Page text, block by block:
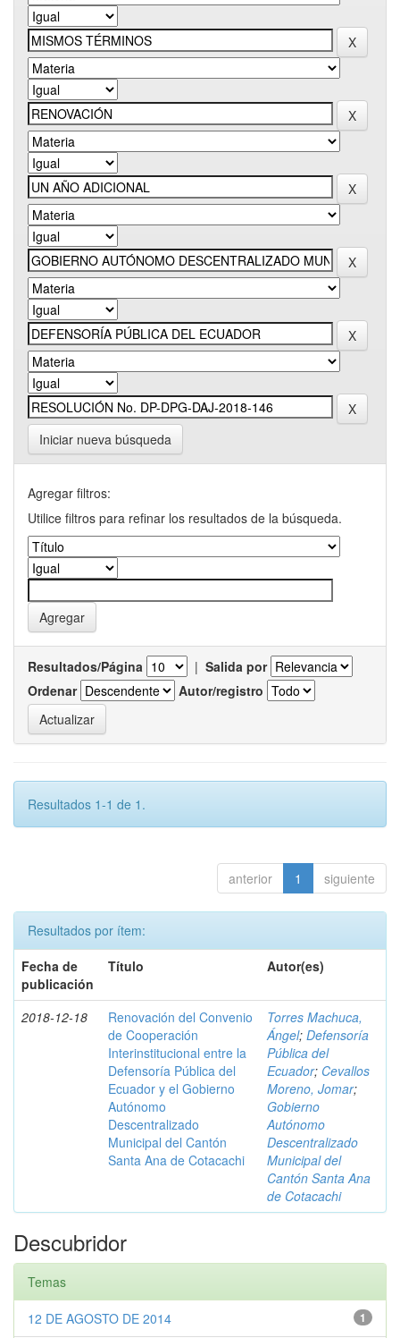
Iniciar nueva búsqueda
Agregar filtros:
Utilice filtros para refinar los resultados de la búsqueda.
Resultados/Página | Salida por
Ordenar
Autor/registro
Resultados 1-1 de 1.
anterior 1 siguiente
Resultados por ítem:
Fecha de
publicación
Título Autor(es)
2018-12-18
Renovación del Convenio
de Cooperación
Interinstitucional entre la
Defensoría Pública del
Ecuador y el Gobierno
Autónomo
Descentralizado
Municipal del Cantón
Santa Ana de Cotacachi
Torres Machuca,
Ángel; Defensoría
Pública del
Ecuador; Cevallos
Moreno, Jomar;
Gobierno
Autónomo
Descentralizado
Municipal del
Cantón Santa Ana
de Cotacachi
Descubridor
Temas
1
12 DE AGOSTO DE 2014